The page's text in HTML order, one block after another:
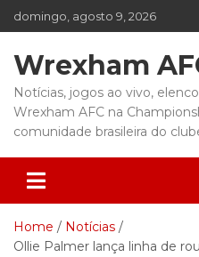
Skip
to
domingo, agosto 9, 2026
Wrexham
Notícias, jogos ao vivo,
Wrexham AFC na
comunidade brasileira do
Home
Notícias
Ollie Palmer lança linha de